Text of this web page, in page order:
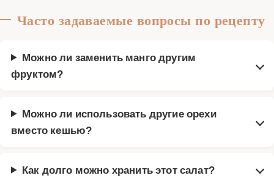
Часто задаваемые вопросы по рецепту
Можно ли заменить манго другим
фруктом?
Можно ли использовать другие орехи
вместо кешью?
Как долго можно хранить этот салат?